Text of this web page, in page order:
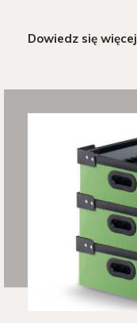
Dowiedz się więcej